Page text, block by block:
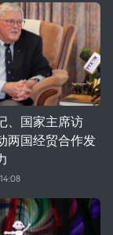
、国家主席访
两国经贸合作发